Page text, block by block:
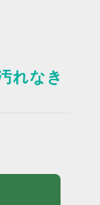
れなき